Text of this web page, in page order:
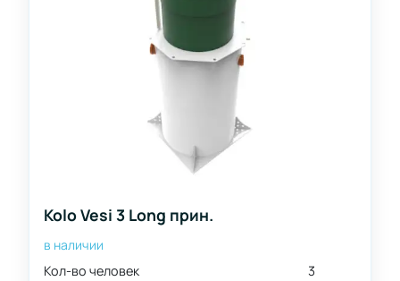
Kolo Vesi 3 Long прин.
в наличии
Кол-во человек
3